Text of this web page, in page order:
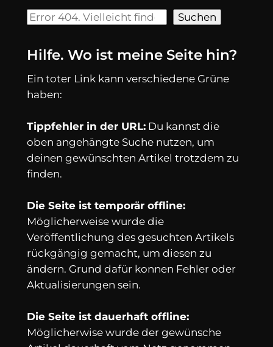
Suchen
Suchen
Hilfe. Wo ist meine Seite hin?
Ein toter Link kann verschiedene Grüne
haben:
Tippfehler in der URL:Du kannst die
oben angehängte Suche nutzen, um
deinen gewünschten Artikel trotzdem zu
finden.
Die Seite ist temporär offline:
Möglicherweise wurde die
Veröffentlichung des gesuchten Artikels
rückgängig gemacht, um diesen zu
ändern. Grund dafür konnen Fehler oder
Aktualisierungen sein.
Die Seite ist dauerhaft offline:
Möglicherwise wurde der gewünsche